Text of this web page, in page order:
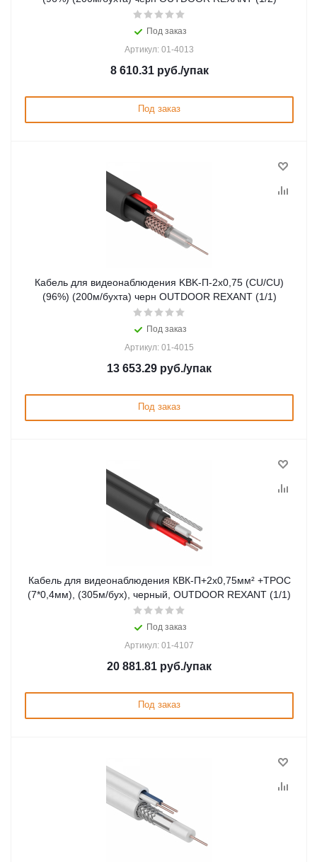
Под заказ
Артикул: 01-4013
8 610.31руб./упак
Под заказ
Кабель для видеонаблюдения KBK-П-2x0,75 (CU/CU)
(96%) (200м/бухта) черн OUTDOOR REXANT (1/1)
Под заказ
Артикул: 01-4015
13 653.29 руб./упак
Под заказ
Кабель для видеонаблюдения КВК-П+2х0,75мм² +ТРОС
(7*0,4мм), (305м/бух), черный, OUTDOOR REXANT (1/1)
Под заказ
Артикул: 01-4107
20 881.81 руб./упак
Под заказ